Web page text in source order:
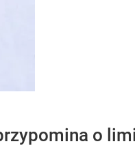
o